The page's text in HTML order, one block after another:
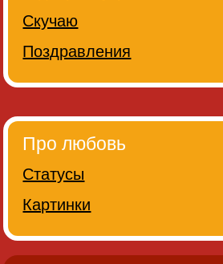
Скучаю
Поздравления
Про любовь
Статусы
Картинки